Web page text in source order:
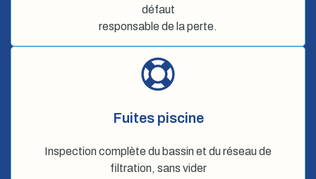
défaut
responsable de la perte.
Fuites piscine
Inspection complète du bassin et du réseau de
filtration, sans vider